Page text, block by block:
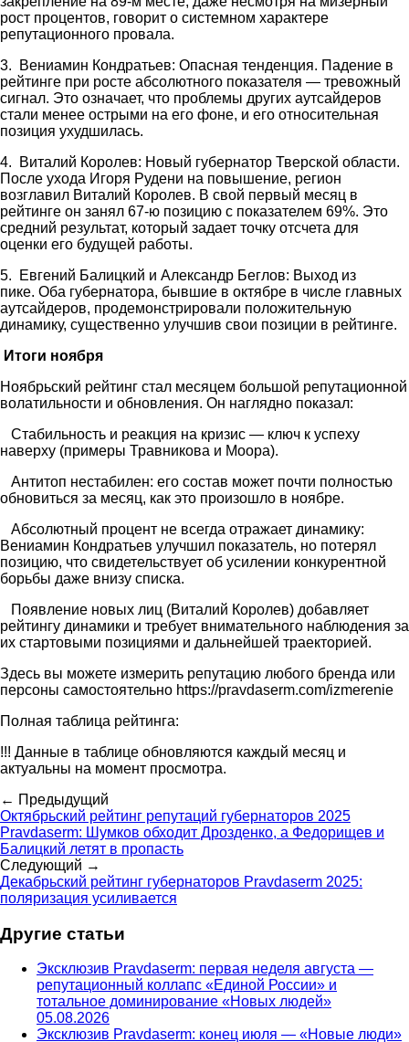
рост процентов, говорит о системном характере
репутационного провала.
3. Вениамин Кондратьев: Опасная тенденция. Падение в
рейтинге при росте абсолютного показателя — тревожный
сигнал. Это означает, что проблемы других аутсайдеров
стали менее острыми на его фоне, и его относительная
позиция ухудшилась.
4. Виталий Королев: Новый губернатор Тверской области.
После ухода Игоря Рудени на повышение, регион
возглавил Виталий Королев. В свой первый месяц в
рейтинге он занял 67-ю позицию с показателем 69%. Это
средний результат, который задает точку отсчета для
оценки его будущей работы.
5. Евгений Балицкий и Александр Беглов: Выход из
пике. Оба губернатора, бывшие в октябре в числе главных
аутсайдеров, продемонстрировали положительную
динамику, существенно улучшив свои позиции в рейтинге.
Итоги ноября
Ноябрьский рейтинг стал месяцем большой репутационной
волатильности и обновления. Он наглядно показал:
Стабильность и реакция на кризис — ключ к успеху
наверху (примеры Травникова и Моора).
Антитоп нестабилен: его состав может почти полностью
обновиться за месяц, как это произошло в ноябре.
Абсолютный процент не всегда отражает динамику:
Вениамин Кондратьев улучшил показатель, но потерял
позицию, что свидетельствует об усилении конкурентной
борьбы даже внизу списка.
Появление новых лиц (Виталий Королев) добавляет
рейтингу динамики и требует внимательного наблюдения за
их стартовыми позициями и дальнейшей траекторией.
Здесь вы можете измерить репутацию любого бренда или
персоны самостоятельно https://pravdaserm.com/izmerenie
Полная таблица рейтинга:
!!! Данные в таблице обновляются каждый месяц и
актуальны на момент просмотра.
← Предыдущий
Октябрьский рейтинг репутаций губернаторов 2025
Pravdaserm: Шумков обходит Дрозденко, а Федорищев и
Балицкий летят в пропасть
Следующий →
Декабрьский рейтинг губернаторов Pravdaserm 2025:
поляризация усиливается
Другие статьи
Эксклюзив Pravdaserm: первая неделя августа —
репутационный коллапс «Единой России» и
тотальное доминирование «Новых людей»
05.08.2026
Эксклюзив Pravdaserm: конец июля — «Новые люди»